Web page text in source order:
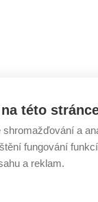
této
a
fungování
a reklam.